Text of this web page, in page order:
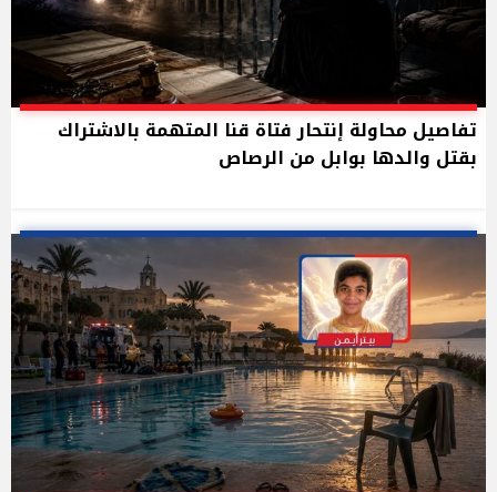
تفاصيل محاولة إنتحار فتاة قنا المتهمة بالاشتراك
بقتل والدها بوابل من الرصاص